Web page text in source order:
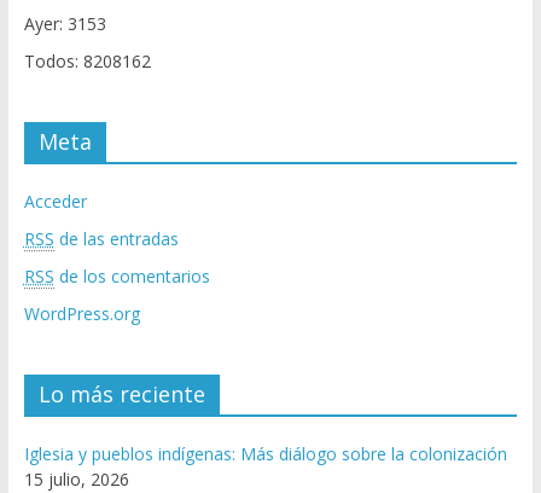
Ayer: 3153
Todos: 8208162
Meta
Acceder
RSS de las entradas
RSS de los comentarios
WordPress.org
Lo más reciente
Iglesia y pueblos indígenas: Más diálogo sobre la colonización
15 julio, 2026